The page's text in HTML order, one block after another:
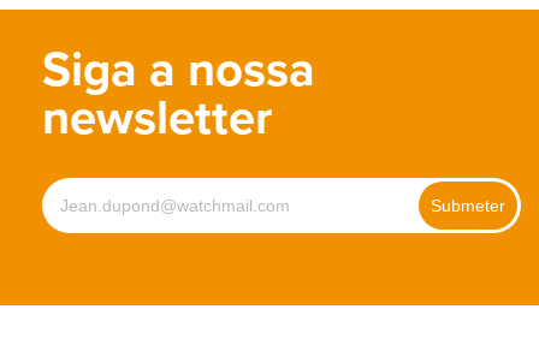
Siga a nossa
newsletter